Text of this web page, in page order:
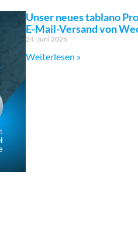
Unser neues tablano
E-Mail-Versand von
24. Juni 2026
Weiterlesen »